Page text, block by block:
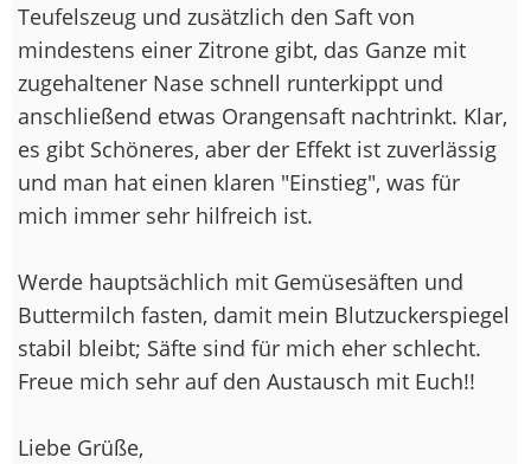
Teufelszeug und zusätzlich den Saft von
mindestens einer Zitrone gibt, das Ganze mit
zugehaltener Nase schnell runterkippt und
anschließend etwas Orangensaft nachtrinkt. Klar,
es gibt Schöneres, aber der Effekt ist zuverlässig
und man hat einen klaren "Einstieg", was für
mich immer sehr hilfreich ist.
Werde hauptsächlich mit Gemüsesäften und
Buttermilch fasten, damit mein Blutzuckerspiegel
stabil bleibt; Säfte sind für mich eher schlecht.
Freue mich sehr auf den Austausch mit Euch!!
Liebe Grüße,